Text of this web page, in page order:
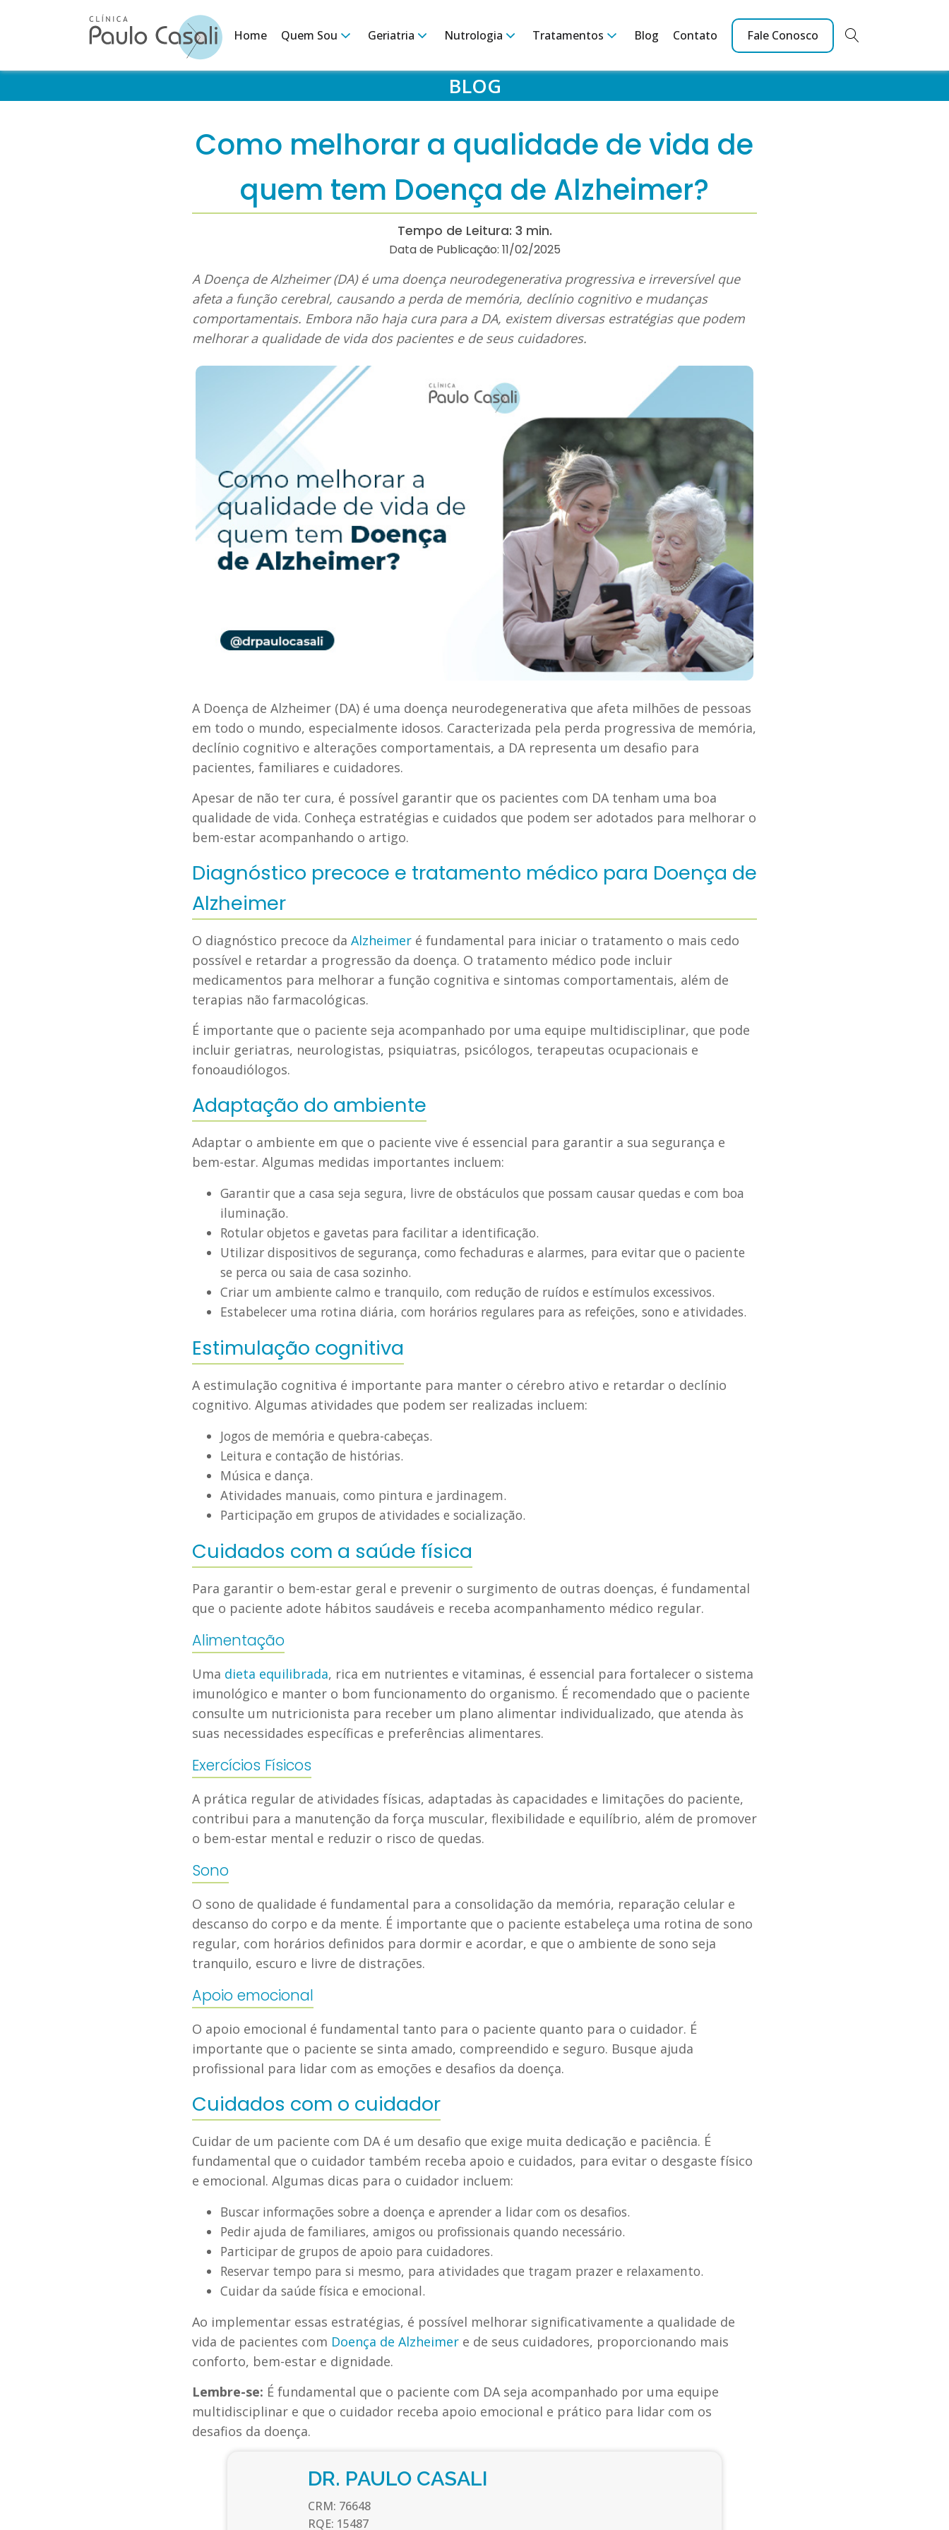
Home Quem Sou Geriatria Nutrologia Tratamentos Blog Contato Fale Conosco
BLOG
Como melhorar a qualidade de vida de
quem tem Doença de Alzheimer?
Tempo de Leitura: 3 min.
Data de Publicação: 11/02/2025
A Doença de Alzheimer (DA) é uma doença neurodegenerativa progressiva e irreversível que
afeta a função cerebral, causando a perda de memória, declínio cognitivo e mudanças
comportamentais. Embora não haja cura para a DA, existem diversas estratégias que podem
melhorar a qualidade de vida dos pacientes e de seus cuidadores.
A Doença de Alzheimer (DA) é uma doença neurodegenerativa que afeta milhões de pessoas
em todo o mundo, especialmente idosos. Caracterizada pela perda progressiva de memória,
declínio cognitivo e alterações comportamentais, a DA representa um desafio para
pacientes, familiares e cuidadores.
Apesar de não ter cura, é possível garantir que os pacientes com DA tenham uma boa
qualidade de vida. Conheça estratégias e cuidados que podem ser adotados para melhorar o
bem-estar acompanhando o artigo.
Diagnóstico precoce e tratamento médico para Doença de
Alzheimer
O diagnóstico precoce da Alzheimer é fundamental para iniciar o tratamento o mais cedo
possível e retardar a progressão da doença. O tratamento médico pode incluir
medicamentos para melhorar a função cognitiva e sintomas comportamentais, além de
terapias não farmacológicas.
É importante que o paciente seja acompanhado por uma equipe multidisciplinar, que pode
incluir geriatras, neurologistas, psiquiatras, psicólogos, terapeutas ocupacionais e
fonoaudiólogos.
Adaptação do ambiente
Adaptar o ambiente em que o paciente vive é essencial para garantir a sua segurança e
bem-estar. Algumas medidas importantes incluem:
Garantir que a casa seja segura, livre de obstáculos que possam causar quedas e com boa
iluminação.
Rotular objetos e gavetas para facilitar a identificação.
Utilizar dispositivos de segurança, como fechaduras e alarmes, para evitar que o paciente
se perca ou saia de casa sozinho.
Criar um ambiente calmo e tranquilo, com redução de ruídos e estímulos excessivos.
Estabelecer uma rotina diária, com horários regulares para as refeições, sono e atividades.
Estimulação cognitiva
A estimulação cognitiva é importante para manter o cérebro ativo e retardar o declínio
cognitivo. Algumas atividades que podem ser realizadas incluem:
Jogos de memória e quebra-cabeças.
Leitura e contação de histórias.
Música e dança.
Atividades manuais, como pintura e jardinagem.
Participação em grupos de atividades e socialização.
Cuidados com a saúde física
Para garantir o bem-estar geral e prevenir o surgimento de outras doenças, é fundamental
que o paciente adote hábitos saudáveis e receba acompanhamento médico regular.
Alimentação
Uma dieta equilibrada, rica em nutrientes e vitaminas, é essencial para fortalecer o sistema
imunológico e manter o bom funcionamento do organismo. É recomendado que o paciente
consulte um nutricionista para receber um plano alimentar individualizado, que atenda às
suas necessidades específicas e preferências alimentares.
Exercícios Físicos
A prática regular de atividades físicas, adaptadas às capacidades e limitações do paciente,
contribui para a manutenção da força muscular, flexibilidade e equilíbrio, além de promover
o bem-estar mental e reduzir o risco de quedas.
Sono
O sono de qualidade é fundamental para a consolidação da memória, reparação celular e
descanso do corpo e da mente. É importante que o paciente estabeleça uma rotina de sono
regular, com horários definidos para dormir e acordar, e que o ambiente de sono seja
tranquilo, escuro e livre de distrações.
Apoio emocional
O apoio emocional é fundamental tanto para o paciente quanto para o cuidador. É
importante que o paciente se sinta amado, compreendido e seguro. Busque ajuda
profissional para lidar com as emoções e desafios da doença.
Cuidados com o cuidador
Cuidar de um paciente com DA é um desafio que exige muita dedicação e paciência. É
fundamental que o cuidador também receba apoio e cuidados, para evitar o desgaste físico
e emocional. Algumas dicas para o cuidador incluem:
Buscar informações sobre a doença e aprender a lidar com os desafios.
Pedir ajuda de familiares, amigos ou profissionais quando necessário.
Participar de grupos de apoio para cuidadores.
Reservar tempo para si mesmo, para atividades que tragam prazer e relaxamento.
Cuidar da saúde física e emocional.
Ao implementar essas estratégias, é possível melhorar significativamente a qualidade de
vida de pacientes com Doença de Alzheimer e de seus cuidadores, proporcionando mais
conforto, bem-estar e dignidade.
Lembre-se: É fundamental que o paciente com DA seja acompanhado por uma equipe
multidisciplinar e que o cuidador receba apoio emocional e prático para lidar com os
desafios da doença.
DR. PAULO CASALI
CRM: 76648
RQE: 15487